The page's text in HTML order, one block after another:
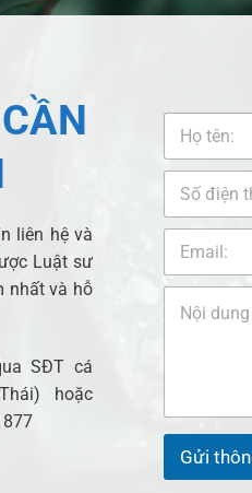
liên hệ và
Luật sư
nhất và hỗ
SĐT cá
hoặc
Gửi
vụ,… có xu hướng gia tăng.
Nhuận Đức mới
chấp hợp đồng:
trợ bạn theo số điện thoại
trong bài viết dưới đây.